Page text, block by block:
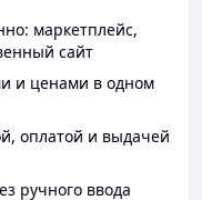
маркетплейс,
сайт
и ценами в одном
оплатой и выдачей
ручного ввода